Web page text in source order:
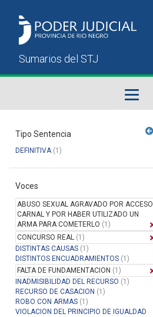
Sumarios del STJ
Manual del Usuario
Tipo Sentencia
DEFINITIVA(1)
Voces
ABUSO SEXUAL AGRAVADO POR ACCESO
CARNAL Y POR HABER UTILIZADO UN
ARMA PARA COMETERLO (1)
CONCURSO REAL (1)
DISTINTAS CAUSAS (1)
DISTINTOS ENCUADRAMIENTOS (1)
FALTA DE FUNDAMENTACION (1)
INADMISIBILIDAD DEL RECURSO (1)
RECURSO DE CASACION (1)
ROBO CON ARMAS (1)
VIOLACION DEL PRINCIPIO DE IGUALDAD